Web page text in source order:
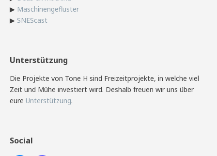
▶ Maschinengeflüster
▶ SNEScast
Unterstützung
Die Projekte von Tone H sind Freizeitprojekte, in welche viel
Zeit und Mühe investiert wird. Deshalb freuen wir uns über
eure Unterstützung.
Social